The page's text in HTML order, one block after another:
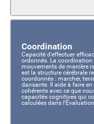
Coordination
Capacité d'effectuer
ordonnés. La
mouvements de manière
est la structure cérébrale
coordonnés : marcher,
dansante. Il aide à faire
cohérents avec ce que
capacités cognitives qui
calculées dans